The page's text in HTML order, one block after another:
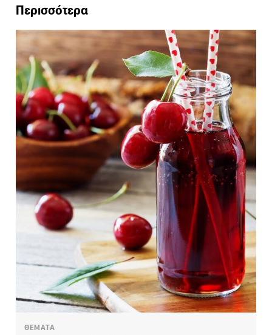
Περισσότερα
ΘΕΜΑΤΑ